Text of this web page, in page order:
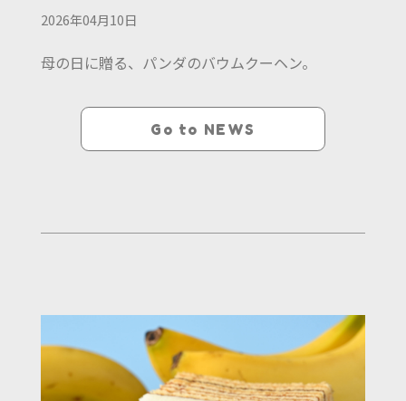
2026年04月10日
母の日に贈る、パンダのバウムクーヘン。
Go to NEWS